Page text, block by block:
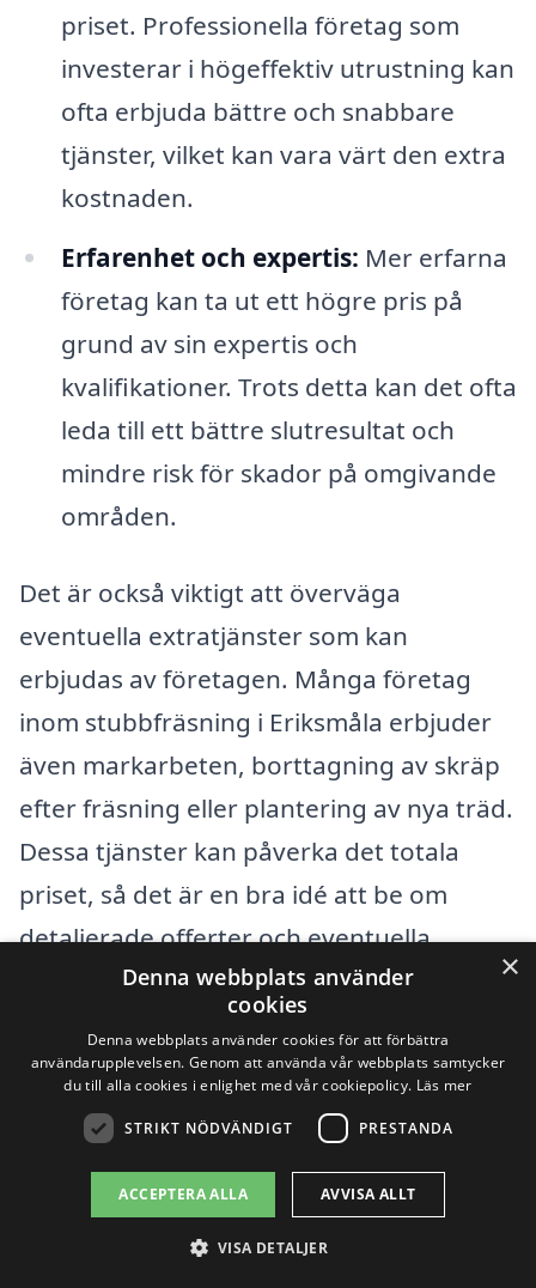
priset. Professionella företag som
investerar i högeffektiv utrustning kan
ofta erbjuda bättre och snabbare
tjänster, vilket kan vara värt den extra
kostnaden.
Erfarenhet och expertis: Mer erfarna
företag kan ta ut ett högre pris på
grund av sin expertis och
kvalifikationer. Trots detta kan det ofta
leda till ett bättre slutresultat och
mindre risk för skador på omgivande
områden.
Det är också viktigt att överväga
eventuella extratjänster som kan
erbjudas av företagen. Många företag
inom stubbfräsning i Eriksmåla erbjuder
även markarbeten, borttagning av skräp
efter fräsning eller plantering av nya träd.
Dessa tjänster kan påverka det totala
priset, så det är en bra idé att be om
detaljerade offerter och eventuella
paketlösningar.
För att få det bästa priset på
stubbfräsning, rekommenderar vi att du
kontaktar flera olika företag, beskriver
ditt projekt och begär offerter. På så sätt
kan du enkelt jämföra priser och tjänster,
×
Denna webbplats använder
cookies
Denna webbplats använder cookies för att förbättra
användarupplevelsen. Genom att använda vår webbplats samtycker
du till alla cookies i enlighet med vår cookiepolicy. Läs mer
STRIKT NÖDVÄNDIGT PRESTANDA
ACCEPTERA ALLA AVVISA ALLT
VISA DETALJER